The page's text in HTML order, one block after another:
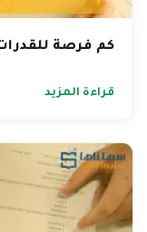
كم فرصة
قراءة المزيد